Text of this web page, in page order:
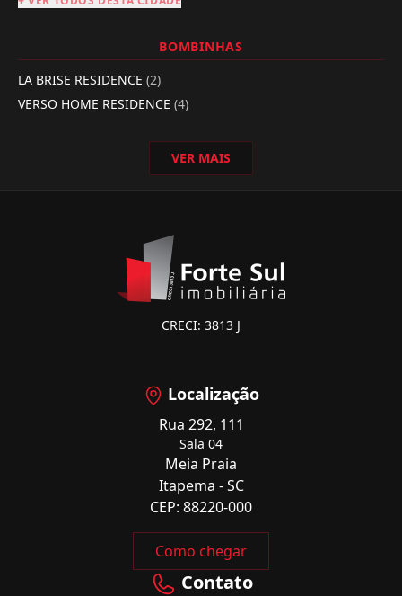
BOMBINHAS
LA BRISE RESIDENCE (2)
VERSO HOME RESIDENCE (4)
VER MAIS
CRECI: 3813 J
Localização
Rua 292, 111
Sala 04
Meia Praia
Itapema - SC
CEP: 88220-000
Como chegar
Contato